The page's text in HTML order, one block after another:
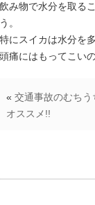
飲み物で水分を取る
う。
特にスイカは水分を
頭痛にはもってこい
« 交通事故のむち
オススメ!!